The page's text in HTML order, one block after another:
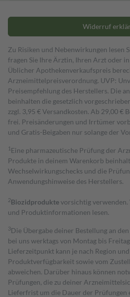
Widerruf
Zu Risiken und Nebenwirkungen lesen
fragen Sie Ihre Ärztin, Ihren Arzt oder
Üblicher Apothekenverkaufspreis
Arzneimittelpreisverordnung. UVP:
Preisempfehlung des Herstellers. Die
beinhalten die gesetzlich
zzgl. 3,95 € Versandkosten. Ab 29,00 €
frei. Preisänderungen und Irrtümer
und Gratis-Beigaben nur solange der
1 Eine pharmazeutische Prüfung der
Produkte in deinem Warenkorb
Wechselwirkungschecks und die
Anwendungshinweise des Herstellers.
2Biozidproduktevorsichtig
und Produktinformationen lesen.
3Die Übergabe deiner Bestellung an
bei uns werktags von Montag bis
Lieferzeitpunkt kann je nach Region
Produktverfügbarkeit sowie vom
abweichen. Darüber hinaus können
Prüfungen, die zu deiner
Lieferfrist um die Dauer der